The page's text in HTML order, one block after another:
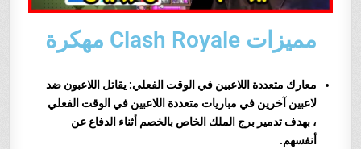
مميزات Clash Royale مهكرة
معارك متعددة اللاعبين في الوقت الفعلي: يقاتل اللاعبون ضد
لاعبين آخرين في مباريات متعددة اللاعبين في الوقت الفعلي
، بهدف تدمير برج الملك الخاص بالخصم أثناء الدفاع عن
أنفسهم.